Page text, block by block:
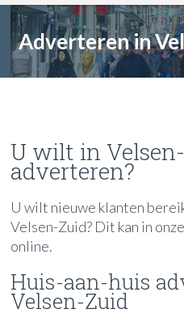
Adverteren in
U wilt in
adverteren?
U wilt nieuwe klanten
Velsen-Zuid? Dit kan in
online.
Huis-aan-huis
Velsen-Zuid